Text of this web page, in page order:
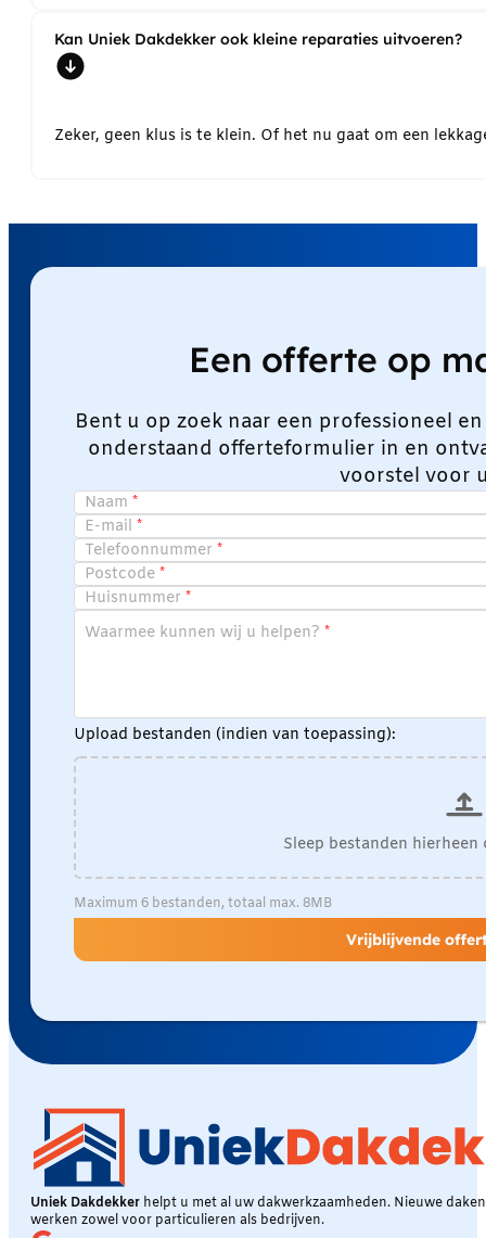
Kan Uniek Dakdekker ook kleine reparaties uitvoeren?
Zeker, geen klus is te klein. Of het nu gaat om een
Een offerte op
Bent u op zoek naar een professioneel
onderstaand offerteformulier in en
voorstel voor
Naam
E-mail
Telefoonnummer
Postcode
Huisnummer
Waarmee kunnen wij u helpen?
Upload bestanden (indien van toepassing):
Sleep bestanden
Maximum 6 bestanden, totaal max. 8MB
Vrijblijvende
Uniek Dakdekker helpt u met al uw dakwerkzaamheden. Nieuwe
werken zowel voor particulieren als bedrijven.